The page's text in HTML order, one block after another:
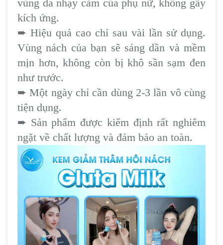
vùng da nhạy cảm của phụ nữ, không gây
kích ứng.
➨ Hiệu quả cao chỉ sau vài lần sử dụng.
Vùng nách của bạn sẽ sáng dần và mềm
mịn hơn, không còn bị khô sần sạm đen
như trước.
➨ Một ngày chỉ cần dùng 2-3 lần vô cùng
tiện dụng.
➨ Sản phẩm được kiểm định rất nghiêm
ngặt về chất lượng và đảm bảo an toàn.